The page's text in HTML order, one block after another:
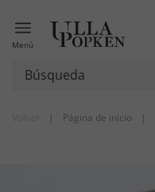
Menú
| Página de inicio |